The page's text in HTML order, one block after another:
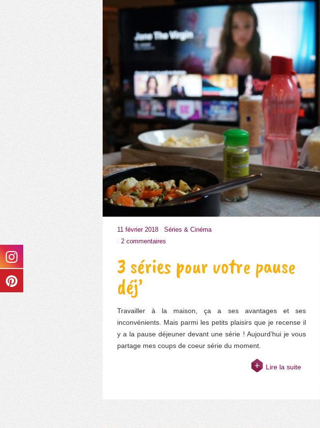
11 février 2018/ Séries & Cinéma
/ 2 commentaires
3 séries pour votre pause
déj’
Travailler à la maison, ça a ses avantages et ses
inconvénients. Mais parmi les petits plaisirs que je recense il
y a la pause déjeuner devant une série ! Aujourd’hui je vous
partage mes coups de coeur série du moment.
Lire la suite